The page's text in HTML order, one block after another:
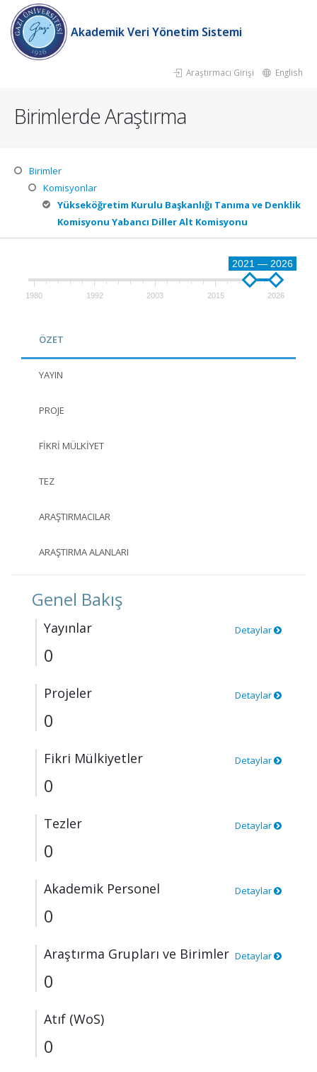
Akademik Veri Yönetim Sistemi
Araştırmacı Girişi English
Birimlerde Araştırma
Birimler
Komisyonlar
Yükseköğretim Kurulu Başkanlığı Tanıma ve Denklik
Komisyonu Yabancı Diller Alt Komisyonu
2021 — 2026
1980 1992 2003 2015 2026
ÖZET
YAYIN
PROJE
FIKRI MÜLKIYET
TEZ
ARAŞTIRMACILAR
ARAŞTIRMA ALANLARI
Genel Bakış
Yayınlar Detaylar
0
Projeler Detaylar
0
Fikri Mülkiyetler Detaylar
0
Tezler Detaylar
0
Akademik Personel Detaylar
0
Araştırma Grupları ve Birimler Detaylar
0
Atıf (WoS)
0